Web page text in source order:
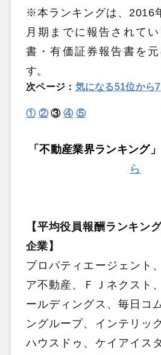
※本ランキングは、2016
月期までに報告されて
書・有価証券報告書を
す。
次ページ： 気になる51位から
① ②③ ④ ⑤
「不動産業界ランキング
ら
【平均役員報酬ランキ
企業】
プロパティエージェント
ア不動産、ＦＪネクスト
ールディングス、毎日コ
ングループ、インテリッ
ハウスドゥ、ケイアイス